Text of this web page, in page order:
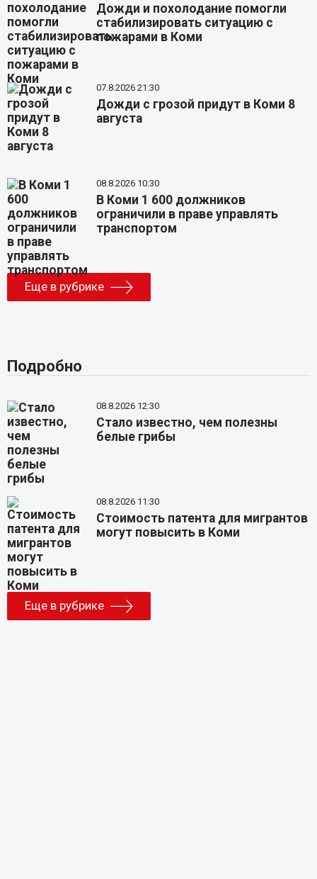
Дожди и похолодание помогли
стабилизировать ситуацию с
пожарами в Коми
07.8.2026 21:30
Дожди с грозой придут в Коми 8
августа
08.8.2026 10:30
В Коми 1 600 должников
ограничили в праве управлять
транспортом
Еще в рубрике
Подробно
08.8.2026 12:30
Стало известно, чем полезны
белые грибы
08.8.2026 11:30
Стоимость патента для мигрантов
могут повысить в Коми
Еще в рубрике